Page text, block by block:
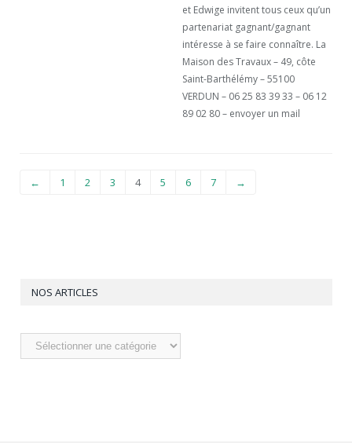
et Edwige invitent tous ceux qu’un
partenariat gagnant/gagnant
intéresse à se faire connaître. La
Maison des Travaux – 49, côte
Saint-Barthélémy – 55100
VERDUN – 06 25 83 39 33 – 06 12
89 02 80 – envoyer un mail
← 1 2 3 4 5 6 7 →
NOS ARTICLES
Nos
articles